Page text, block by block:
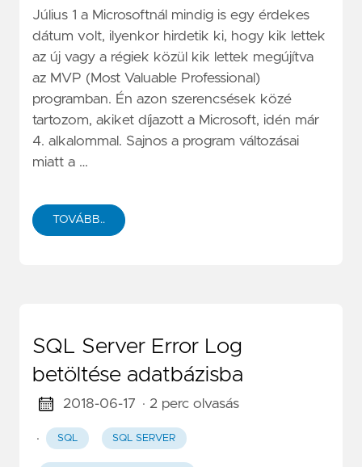
Július 1 a Microsoftnál mindig is egy érdekes
dátum volt, ilyenkor hirdetik ki, hogy kik lettek
az új vagy a régiek közül kik lettek megújítva
az MVP (Most Valuable Professional)
programban. Én azon szerencsések közé
tartozom, akiket díjazott a Microsoft, idén már
4. alkalommal. Sajnos a program változásai
miatt a …
TOVÁBB..
SQL Server Error Log
betöltése adatbázisba
2018-06-17 · 2 perc olvasás
· SQL SQL SERVER